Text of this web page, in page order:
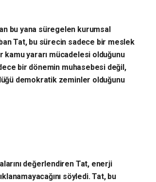
bu yana süregelen kurumsal
Tat, bu sürecin sadece bir meslek
kamu yararı mücadelesi olduğunu
bir dönemin muhasebesi değil,
demokratik zeminler olduğunu
değerlendiren Tat, enerji
söyledi. Tat, bu